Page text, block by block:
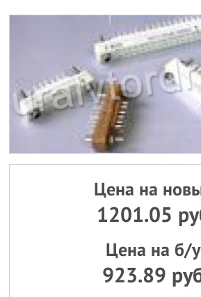
Цена на
1201.05
Цена на б/
923.89